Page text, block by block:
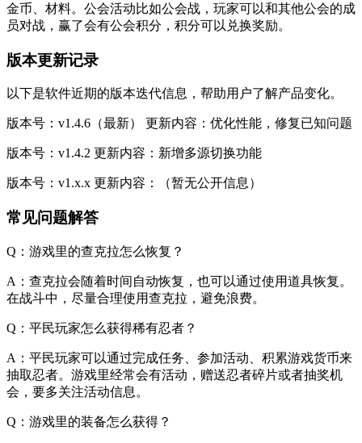
金币、材料。公会活动比如公会战，玩家可以和其他公会的成
员对战，赢了会有公会积分，积分可以兑换奖励。
版本更新记录
以下是软件近期的版本迭代信息，帮助用户了解产品变化。
版本号：v1.4.6（最新） 更新内容：优化性能，修复已知问题
版本号：v1.4.2 更新内容：新增多源切换功能
版本号：v1.x.x 更新内容：（暂无公开信息）
常见问题解答
Q：游戏里的查克拉怎么恢复？
A：查克拉会随着时间自动恢复，也可以通过使用道具恢复。
在战斗中，尽量合理使用查克拉，避免浪费。
Q：平民玩家怎么获得稀有忍者？
A：平民玩家可以通过完成任务、参加活动、积累游戏货币来
抽取忍者。游戏里经常会有活动，赠送忍者碎片或者抽奖机
会，要多关注活动信息。
Q：游戏里的装备怎么获得？